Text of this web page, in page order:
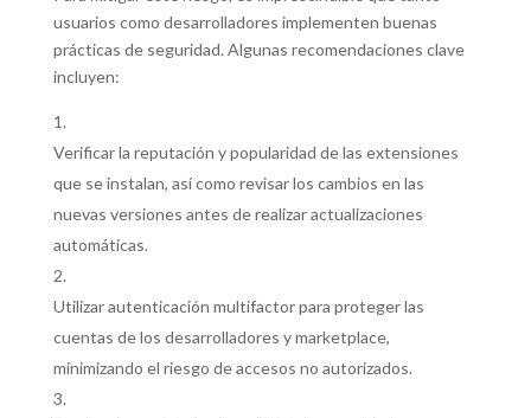
usuarios como desarrolladores implementen buenas
prácticas de seguridad. Algunas recomendaciones clave
incluyen:
Verificar la reputación y popularidad de las extensiones
que se instalan, así como revisar los cambios en las
nuevas versiones antes de realizar actualizaciones
automáticas.
Utilizar autenticación multifactor para proteger las
cuentas de los desarrolladores y marketplace,
minimizando el riesgo de accesos no autorizados.